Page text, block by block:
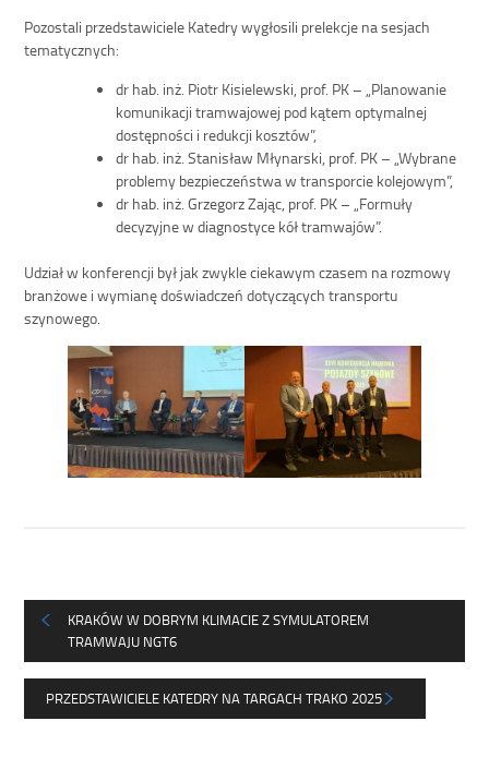
Pozostali przedstawiciele Katedry wygłosili prelekcje na sesjach
tematycznych:
dr hab. inż. Piotr Kisielewski, prof. PK – „Planowanie
komunikacji tramwajowej pod kątem optymalnej
dostępności i redukcji kosztów”,
dr hab. inż. Stanisław Młynarski, prof. PK – „Wybrane
problemy bezpieczeństwa w transporcie kolejowym”,
dr hab. inż. Grzegorz Zając, prof. PK – „Formuły
decyzyjne w diagnostyce kół tramwajów”.
Udział w konferencji był jak zwykle ciekawym czasem na rozmowy
branżowe i wymianę doświadczeń dotyczących transportu
szynowego.
KRAKÓW W DOBRYM KLIMACIE Z SYMULATOREM
TRAMWAJU NGT6
PRZEDSTAWICIELE KATEDRY NA TARGACH TRAKO 2025